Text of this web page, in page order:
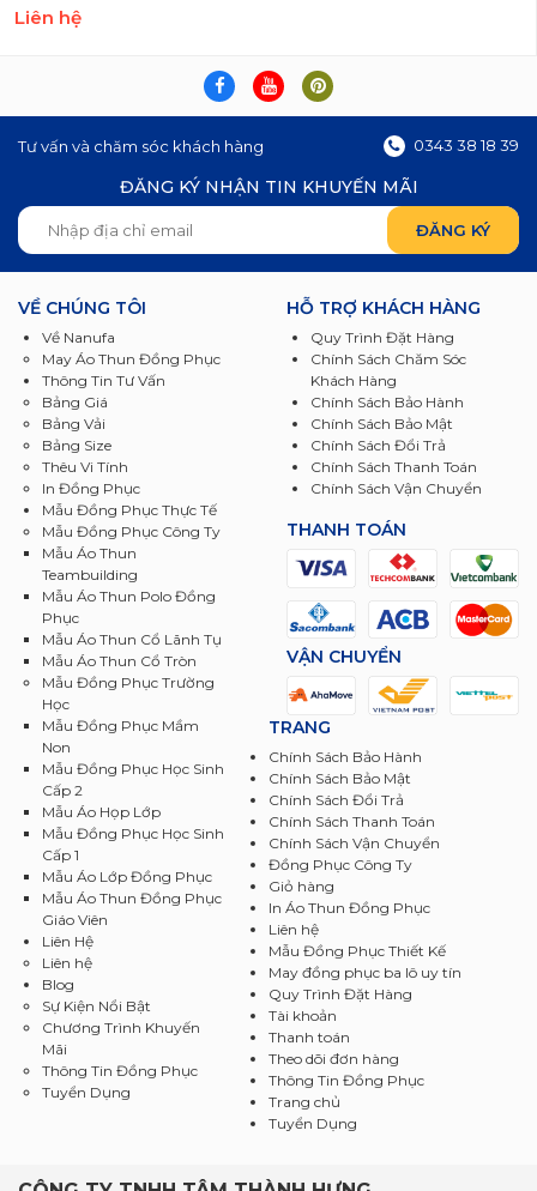
Liên hệ
Tư vấn và chăm sóc khách hàng 0343 38 18 39
ĐĂNG KÝ NHẬN TIN KHUYẾN MÃI
VỀ CHÚNG TÔI
Về Nanufa
May Áo Thun Đồng Phục
Thông Tin Tư Vấn
Bảng Giá
Bảng Vải
Bảng Size
Thêu Vi Tính
In Đồng Phục
Mẫu Đồng Phục Thực Tế
Mẫu Đồng Phục Công Ty
Mẫu Áo Thun
Teambuilding
Mẫu Áo Thun Polo Đồng
Phục
Mẫu Áo Thun Cổ Lãnh Tụ
Mẫu Áo Thun Cổ Tròn
Mẫu Đồng Phục Trường
Học
Mẫu Đồng Phục Mầm
Non
Mẫu Đồng Phục Học Sinh
Cấp 2
Mẫu Áo Họp Lớp
Mẫu Đồng Phục Học Sinh
Cấp 1
Mẫu Áo Lớp Đồng Phục
Mẫu Áo Thun Đồng Phục
Giáo Viên
Liên Hệ
Liên hệ
Blog
Sự Kiện Nổi Bật
Chương Trình Khuyến
Mãi
Thông Tin Đồng Phục
Tuyển Dụng
HỖ TRỢ KHÁCH HÀNG
Quy Trình Đặt Hàng
Chính Sách Chăm Sóc
Khách Hàng
Chính Sách Bảo Hành
Chính Sách Bảo Mật
Chính Sách Đổi Trả
Chính Sách Thanh Toán
Chính Sách Vận Chuyển
THANH TOÁN
VẬN CHUYỂN
TRANG
Chính Sách Bảo Hành
Chính Sách Bảo Mật
Chính Sách Đổi Trả
Chính Sách Thanh Toán
Chính Sách Vận Chuyển
Đồng Phục Công Ty
Giỏ hàng
In Áo Thun Đồng Phục
Liên hệ
Mẫu Đồng Phục Thiết Kế
May đồng phục ba lô uy tín
Quy Trình Đặt Hàng
Tài khoản
Thanh toán
Theo dõi đơn hàng
Thông Tin Đồng Phục
Trang chủ
Tuyển Dụng